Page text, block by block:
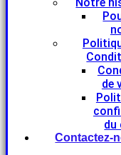
de
du
Contactez-